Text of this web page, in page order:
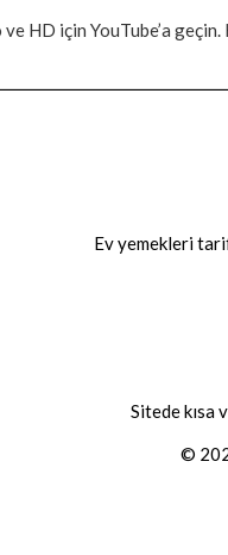
HD için YouTube’a
Ev yemekleri
Sitede kısa
©